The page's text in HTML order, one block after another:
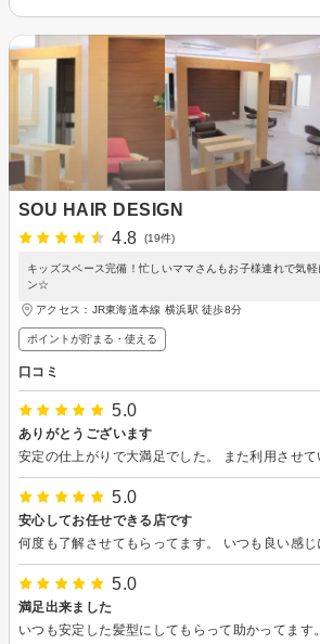
SOU HAIR DESIGN
4.8
(19件)
キッズスペース完備！忙しいママさんもお子様連れで気
ン☆
アクセス：JR東海道本線 横浜駅 徒歩8分
ポイントが貯まる・使える
口コミ
5.0
ありがとうございます
安定の仕上がりで大満足でした。 また利用させて
5.0
安心してお任せできる店です
5.0
満足出来ました
いつも安定した髪型にしてもらって助かってます。